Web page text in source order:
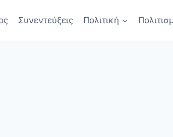
Συνεντεύξεις Πολιτική